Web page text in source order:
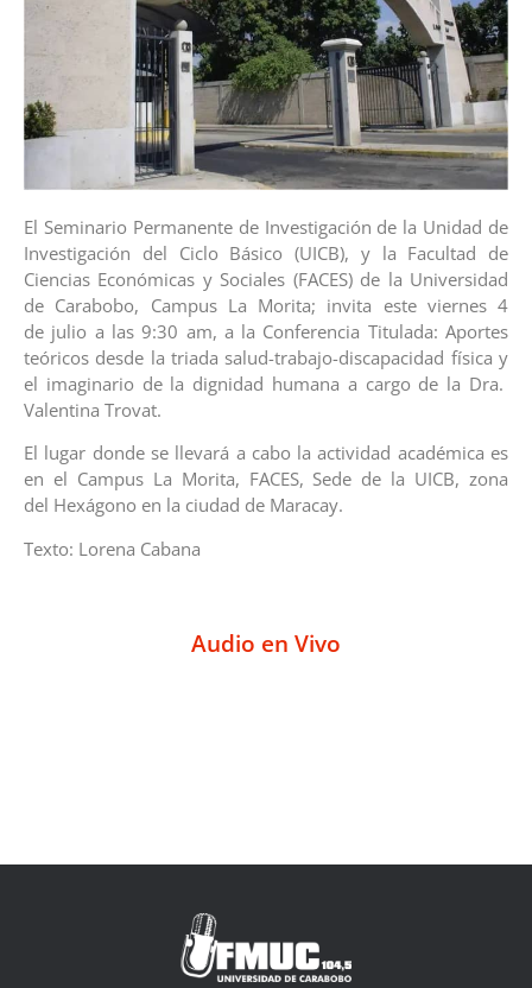
El Seminario Permanente de Investigación de la Unidad de
Investigación del Ciclo Básico (UICB), y la Facultad de
Ciencias Económicas y Sociales (FACES) de la Universidad
de Carabobo, Campus La Morita; invita este viernes 4
de julio a las 9:30 am, a la Conferencia Titulada: Aportes
teóricos desde la triada salud-trabajo-discapacidad física y
el imaginario de la dignidad humana a cargo de la Dra.
Valentina Trovat.
El lugar donde se llevará a cabo la actividad académica es
en el Campus La Morita, FACES, Sede de la UICB, zona
del Hexágono en la ciudad de Maracay.
Texto: Lorena Cabana
Audio en Vivo